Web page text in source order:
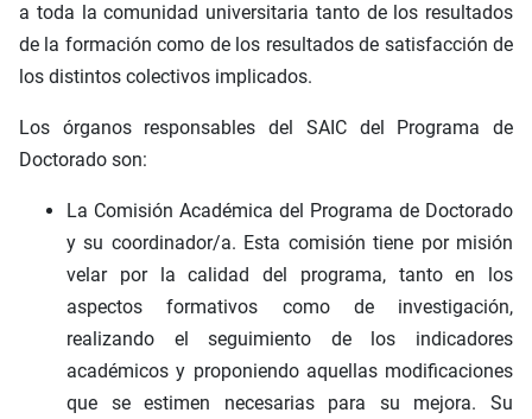
a toda la comunidad universitaria tanto de los resultados
de la formación como de los resultados de satisfacción de
los distintos colectivos implicados.
Los órganos responsables del SAIC del Programa de
Doctorado son:
La Comisión Académica del Programa de Doctorado
y su coordinador/a. Esta comisión tiene por misión
velar por la calidad del programa, tanto en los
aspectos formativos como de investigación,
realizando el seguimiento de los indicadores
académicos y proponiendo aquellas modificaciones
que se estimen necesarias para su mejora. Su